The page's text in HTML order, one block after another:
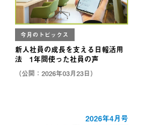
今月のトピックス
新人社員の成長を支える日報活用
法 1年間使った社員の声
（公開：2026年03月23日）
2026年4月号